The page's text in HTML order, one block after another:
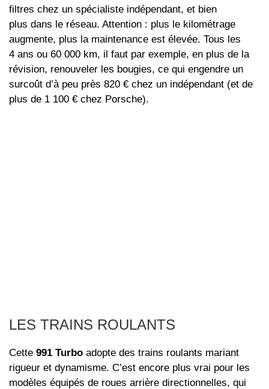
filtres chez un spécialiste indépendant, et bien
plus dans le réseau. Attention : plus le kilométrage
augmente, plus la maintenance est élevée. Tous les
4 ans ou 60 000 km, il faut par exemple, en plus de la
révision, renouveler les bougies, ce qui engendre un
surcoût d’à peu près 820 € chez un indépendant (et de
plus de 1 100 € chez Porsche).
LES TRAINS ROULANTS
Cette 991 Turbo adopte des trains roulants mariant
rigueur et dynamisme. C’est encore plus vrai pour les
modèles équipés de roues arrière directionnelles, qui